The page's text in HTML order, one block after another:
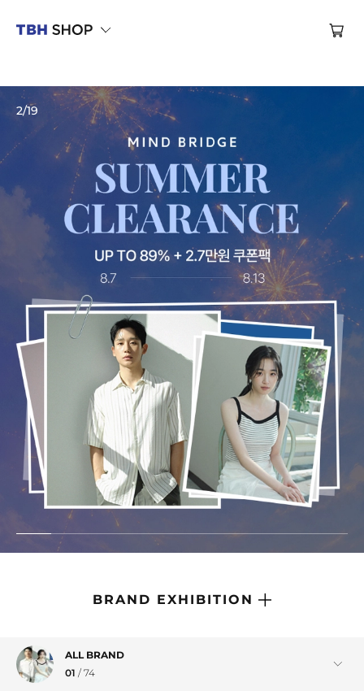
브랜드관
브랜드관
브랜드관
브랜드관
브랜드관
브랜드관
2/19
BRAND EXHIBITION
ALL BRAND
01 / 74